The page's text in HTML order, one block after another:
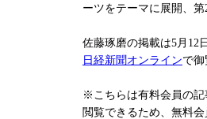
ーツをテーマに展開、
佐藤琢磨の掲載は5月12
日経新聞オンラインで御
※こちらは有料会員の記
閲覧できるため、無料会